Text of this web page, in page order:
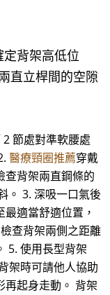
背架高低位
直立桿間的空隙
節處對準軟腰處
醫療頸圈推薦穿戴
查背架兩直鋼條的
。 3. 深吸一口氣後
適當舒適位置，
查背架兩側之距離
5. 使用長型背架
架時可請他人協助
再起身走動。 背架